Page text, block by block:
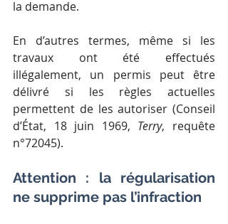
la demande.
En d’autres termes, même si les
travaux ont été effectués
illégalement, un permis peut être
délivré si les règles actuelles
permettent de les autoriser (Conseil
d’État, 18 juin 1969, Terry, requête
n°72045).
Attention : la régularisation
ne supprime pas l’infraction